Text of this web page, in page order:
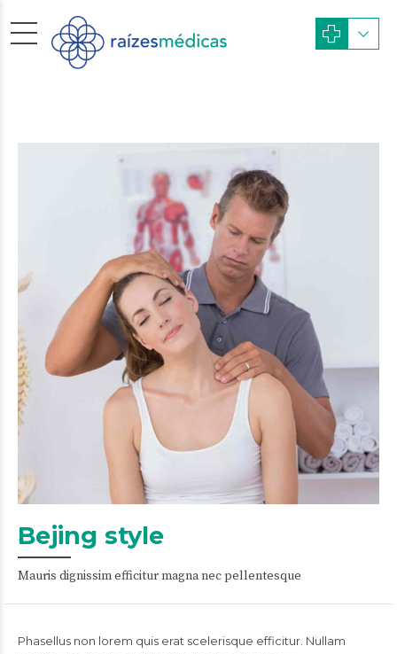
Bejing style
Mauris dignissim efficitur magna nec pellentesque
Phasellus non lorem quis erat scelerisque efficitur. Nullam